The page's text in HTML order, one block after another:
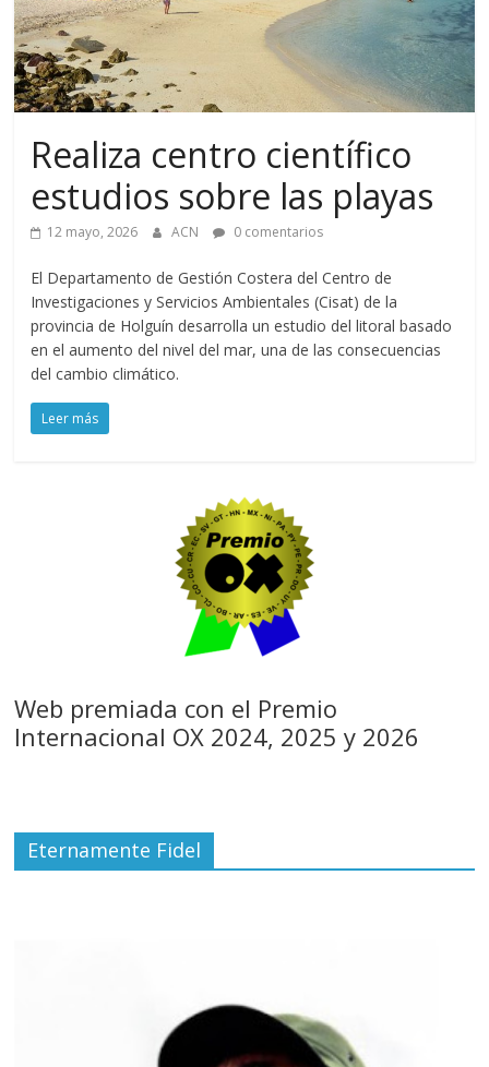
Realiza centro científico
estudios sobre las playas
12 mayo, 2026 ACN 0 comentarios
El Departamento de Gestión Costera del Centro de
Investigaciones y Servicios Ambientales (Cisat) de la
provincia de Holguín desarrolla un estudio del litoral basado
en el aumento del nivel del mar, una de las consecuencias
del cambio climático.
Leer más
Web premiada con el Premio
Internacional OX 2024, 2025 y 2026
Eternamente Fidel